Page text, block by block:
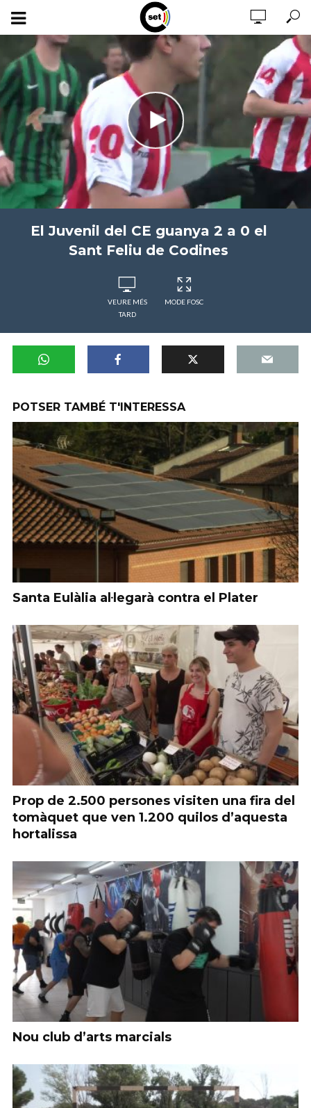
El Juvenil del CE guanya 2 a 0 el
Sant Feliu de Codines
VEURE MÉS
TARD
MODE FOSC
POTSER TAMBÉ T'INTERESSA
Santa Eulàlia al·legarà contra el Plater
Prop de 2.500 persones visiten una fira del
tomàquet que ven 1.200 quilos d’aquesta
hortalissa
Nou club d’arts marcials